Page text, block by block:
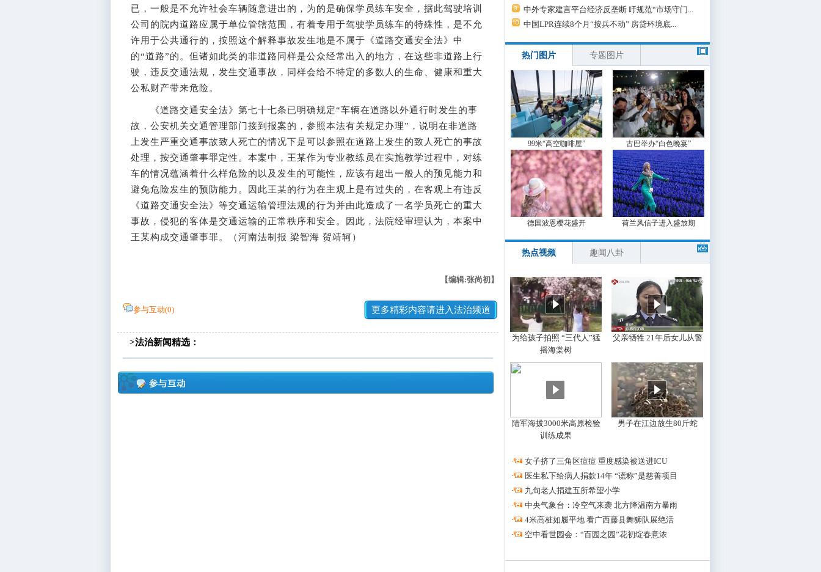
已，一般是不允许社会车辆随意进出的，为的是确保学员练车安全，据此驾驶培训
公司的院内道路应属于单位管辖范围，有着专用于驾驶学员练车的特殊性，是不允
许用于公共通行的，按照这个解释事故发生地是不属于《道路交通安全法》中
的“道路”的。但诸如此类的非道路同样是公众经常出入的地方，在这些非道路上行
驶，违反交通法规，发生交通事故，同样会给不特定的多数人的生命、健康和重大
公私财产带来危险。
《道路交通安全法》第七十七条已明确规定“车辆在道路以外通行时发生的事
故，公安机关交通管理部门接到报案的，参照本法有关规定办理”，说明在非道路
上发生严重交通事故致人死亡的情况下是可以参照在道路上发生的致人死亡的事故
处理，按交通肇事罪定性。本案中，王某作为专业教练员在实施教学过程中，对练
车的情况蕴涵着什么样危险的以及发生的可能性，应该有超出一般人的预见能力和
避免危险发生的预防能力。因此王某的行为在主观上是有过失的，在客观上有违反
《道路交通安全法》等交通运输管理法规的行为并由此造成了一名学员死亡的重大
事故，侵犯的客体是交通运输的正常秩序和安全。因此，法院经审理认为，本案中
王某构成交通肇事罪。（河南法制报 梁智海 贺靖轲）
【编辑:张尚初】
参与互动(0) 更多精彩内容请进入法治频道
>法治新闻精选：
中外专家建言平台经济反垄断 吁规范“市场守门...
中国LPR连续8个月“按兵不动” 房贷环境底...
热门图片 专题图片
99米“高空咖啡屋” 古巴举办“白色晚宴”
德国波恩樱花盛开 荷兰风信子进入盛放期
热点视频 趣闻八卦
为给孩子拍照 “三代人”猛
摇海棠树
父亲牺牲 21年后女儿从警
陆军海拔3000米高原检验
训练成果
男子在江边放生80斤蛇
·
女子挤了三角区痘痘 重度感染被送进ICU
·
医生私下给病人捐款14年 “谎称”是慈善项目
·
九旬老人捐建五所希望小学
·
中央气象台：冷空气来袭 北方降温南方暴雨
·
4米高桩如履平地 看广西藤县舞狮队展绝活
·
空中看世园会：“百园之园”花初绽春意浓